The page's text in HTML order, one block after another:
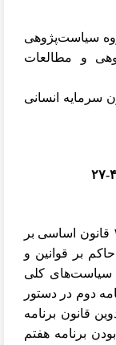
سیاست‌پژوهی
و مطالعات
سرمايه انسانی
تدوین سیاست‌های کلی مطابق با اصل ۱۱۰ قانون اساسی بر
بر قوانین و
سیاست‌های کلی
دوم در دستور
قانون برنامه
برنامه هفتم